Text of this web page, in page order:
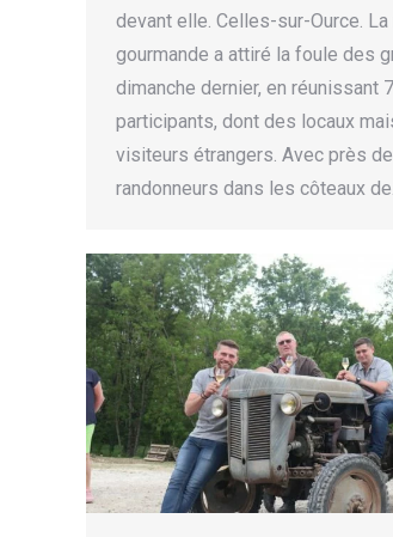
devant elle. Celles-sur-Ource. La
gourmande a attiré la foule des
dimanche dernier, en réunissant
participants, dont des locaux
visiteurs étrangers. Avec près
randonneurs dans les côteaux de…